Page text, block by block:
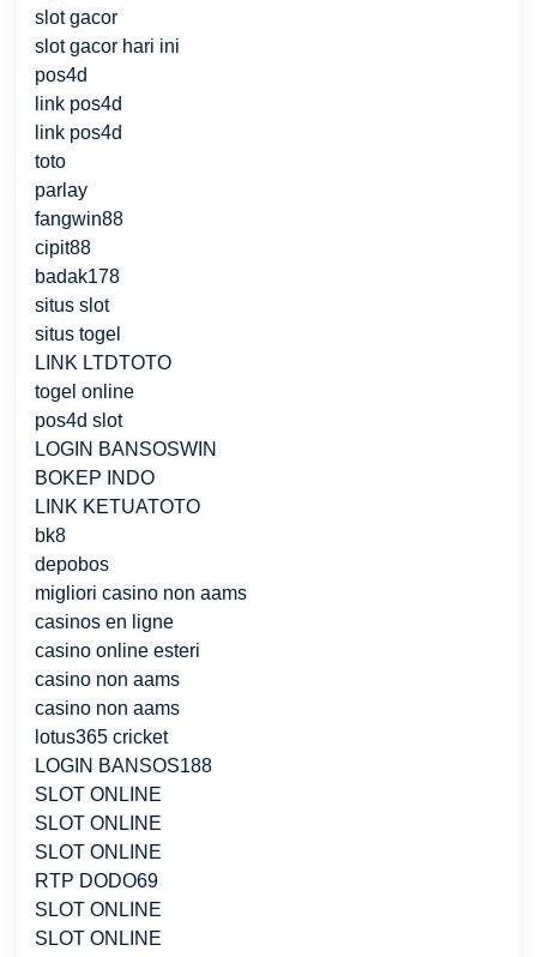
slot gacor
slot gacor hari ini
pos4d
link pos4d
link pos4d
toto
parlay
fangwin88
cipit88
badak178
situs slot
situs togel
LINK LTDTOTO
togel online
pos4d slot
LOGIN BANSOSWIN
BOKEP INDO
LINK KETUATOTO
bk8
depobos
migliori casino non aams
casinos en ligne
casino online esteri
casino non aams
casino non aams
lotus365 cricket
LOGIN BANSOS188
SLOT ONLINE
SLOT ONLINE
SLOT ONLINE
RTP DODO69
SLOT ONLINE
SLOT ONLINE